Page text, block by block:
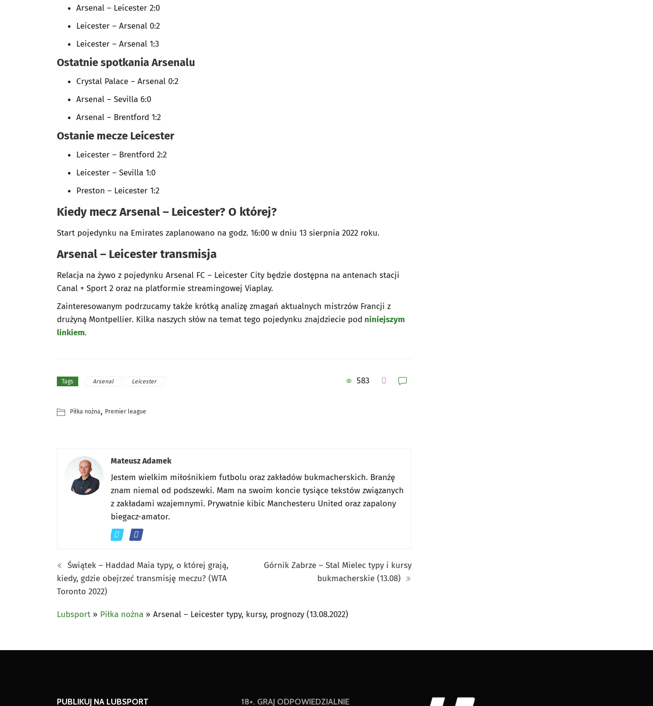
Arsenal – Leicester 2:0
Leicester – Arsenal 0:2
Leicester – Arsenal 1:3
Ostatnie spotkania Arsenalu
Crystal Palace – Arsenal 0:2
Arsenal – Sevilla 6:0
Arsenal – Brentford 1:2
Ostanie mecze Leicester
Leicester – Brentford 2:2
Leicester – Sevilla 1:0
Preston – Leicester 1:2
Kiedy mecz Arsenal – Leicester? O której?
Start pojedynku na Emirates zaplanowano na godz. 16:00 w dniu 13 sierpnia 2022 roku.
Arsenal – Leicester transmisja
Relacja na żywo z pojedynku Arsenal FC – Leicester City będzie dostępna na antenach stacji
Canal + Sport 2 oraz na platformie streamingowej Viaplay.
Zainteresowanym podrzucamy także krótką analizę zmagań aktualnych mistrzów Francji z
drużyną Montpellier. Kilka naszych słów na temat tego pojedynku znajdziecie pod niniejszym
linkiem.
Tags Arsenal Leicester 583
Piłka nożna, Premier league
Mateusz Adamek
Jestem wielkim miłośnikiem futbolu oraz zakładów bukmacherskich. Branżę
znam niemal od podszewki. Mam na swoim koncie tysiące tekstów związanych
z zakładami wzajemnymi. Prywatnie kibic Manchesteru United oraz zapalony
biegacz-amator.
Świątek – Haddad Maia typy, o której grają,
kiedy, gdzie obejrzeć transmisję meczu? (WTA
Toronto 2022)
Górnik Zabrze – Stal Mielec typy i kursy
bukmacherskie (13.08)
Lubsport » Piłka nożna » Arsenal – Leicester typy, kursy, prognozy (13.08.2022)
PUBLIKUJ NA LUBSPORT 18+. GRAJ ODPOWIEDZIALNIE